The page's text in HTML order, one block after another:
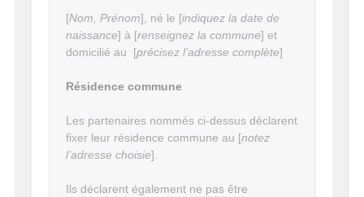
[Nom, Prénom], né le [indiquez la date de
naissance] à [renseignez la commune] et
domicilié au [précisez l’adresse complète]
Résidence commune
Les partenaires nommés ci-dessus déclarent
fixer leur résidence commune au [notez
l’adresse choisie].
Ils déclarent également ne pas être